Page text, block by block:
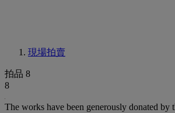
現場拍賣
拍品 8
8
The works have been generously donated by